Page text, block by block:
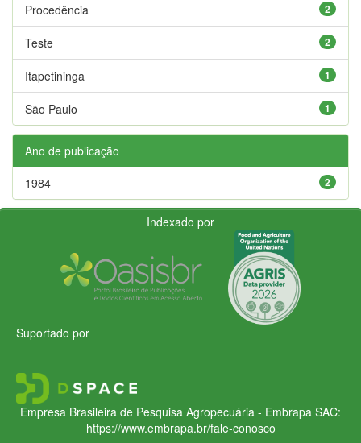
2
Procedência
2
Teste
1
Itapetininga
1
São Paulo
Ano de publicação
2
1984
Indexado por
Suportado por
Empresa Brasileira de Pesquisa Agropecuária - Embrapa SAC:
https://www.embrapa.br/fale-conosco